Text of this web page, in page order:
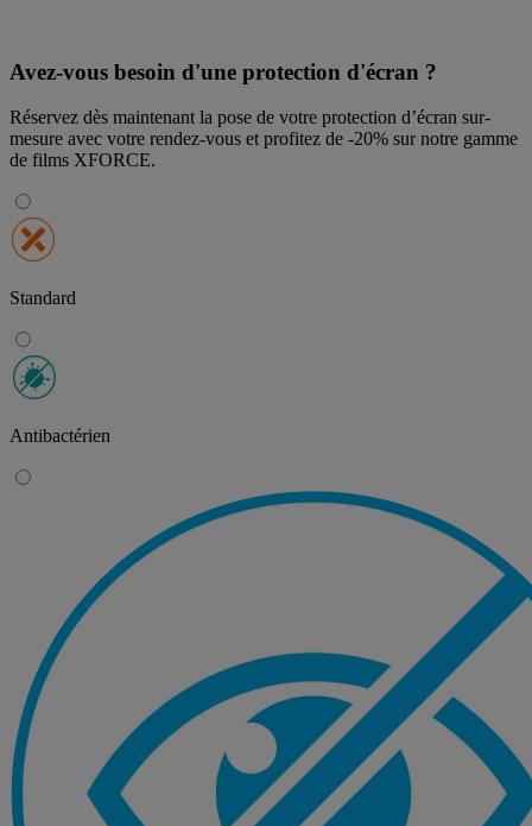
Avez-vous besoin d'une protection d'écran ?
Réservez dès maintenant la pose de votre protection d’écran sur-
mesure avec votre rendez-vous et profitez de -20% sur notre gamme
de films XFORCE.
Standard
Antibactérien